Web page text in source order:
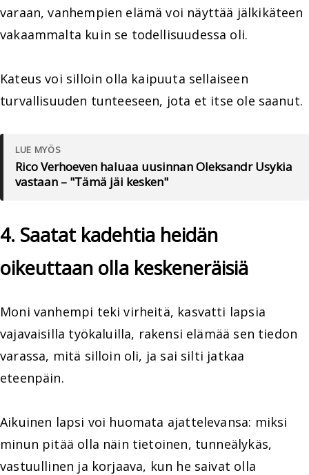
varaan, vanhempien elämä voi näyttää jälkikäteen
vakaammalta kuin se todellisuudessa oli.
Kateus voi silloin olla kaipuuta sellaiseen
turvallisuuden tunteeseen, jota et itse ole saanut.
LUE MYÖS
Rico Verhoeven haluaa uusinnan Oleksandr Usykia
vastaan – "Tämä jäi kesken"
4. Saatat kadehtia heidän
oikeuttaan olla keskeneräisiä
Moni vanhempi teki virheitä, kasvatti lapsia
vajavaisilla työkaluilla, rakensi elämää sen tiedon
varassa, mitä silloin oli, ja sai silti jatkaa
eteenpäin.
Aikuinen lapsi voi huomata ajattelevansa: miksi
minun pitää olla näin tietoinen, tunneälykäs,
vastuullinen ja korjaava, kun he saivat olla